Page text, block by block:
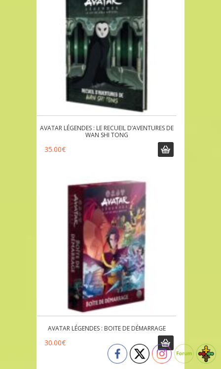
AVATAR LÉGENDES : LE RECUEIL D’AVENTURES DE
WAN SHI TONG
35.00€
AVATAR LÉGENDES : BOITE DE DÉMARRAGE
30.00€